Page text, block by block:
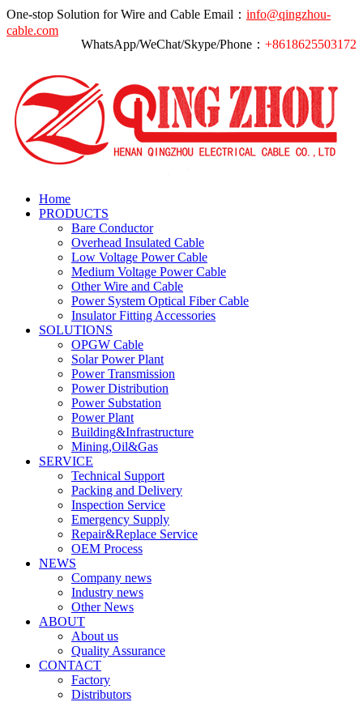
One-stop Solution for Wire and Cable Email： info@qingzhou-
cable.com
WhatsApp/WeChat/Skype/Phone： +8618625503172
Home
PRODUCTS
Bare Conductor
Overhead Insulated Cable
Low Voltage Power Cable
Medium Voltage Power Cable
Other Wire and Cable
Power System Optical Fiber Cable
Insulator Fitting Accessories
SOLUTIONS
OPGW Cable
Solar Power Plant
Power Transmission
Power Distribution
Power Substation
Power Plant
Building&Infrastructure
Mining,Oil&Gas
SERVICE
Technical Support
Packing and Delivery
Inspection Service
Emergency Supply
Repair&Replace Service
OEM Process
NEWS
Company news
Industry news
Other News
ABOUT
About us
Quality Assurance
CONTACT
Factory
Distributors